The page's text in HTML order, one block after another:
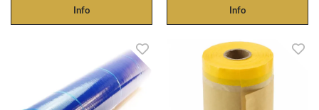
Info Info